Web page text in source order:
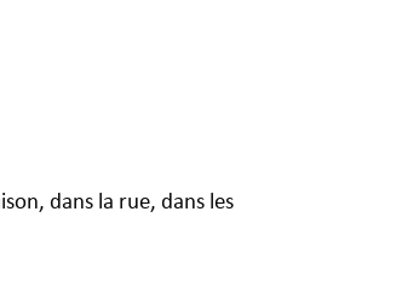
dans la rue, dans les